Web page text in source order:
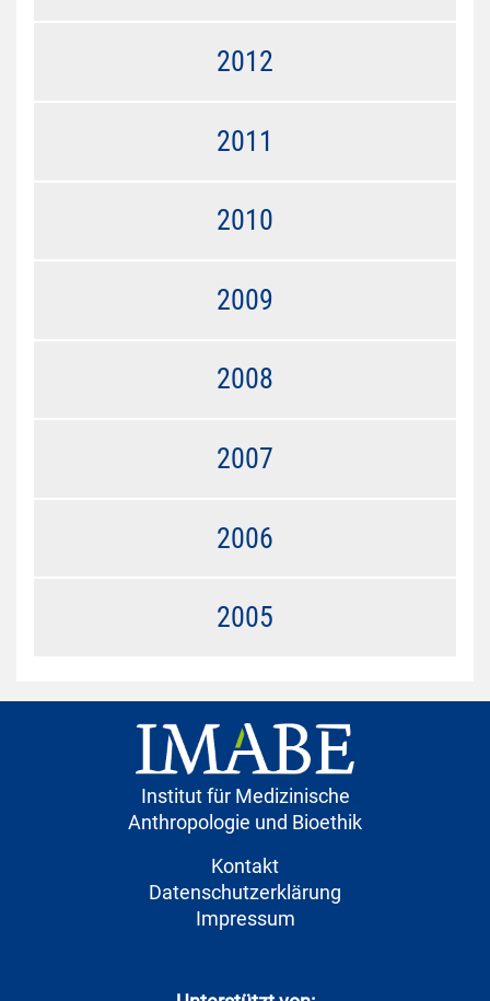
2012
2011
2010
2009
2008
2007
2006
2005
Institut für Medizinische
Anthropologie und Bioethik
Kontakt
Datenschutzerklärung
Impressum